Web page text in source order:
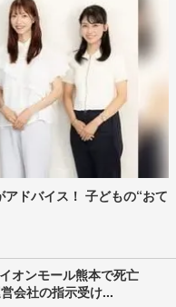
ドバイス！ 子どもの“おて
オンモール熊本で死亡
会社の指示受け...